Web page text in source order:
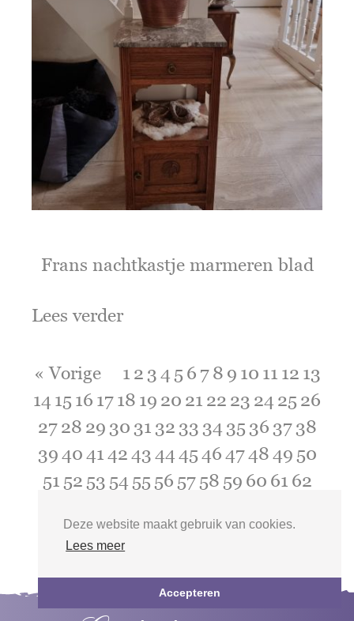
Deze website maakt gebruik van cookies.
Lees meer
Accepteren
Frans nachtkastje marmeren blad
Lees verder
« Vorige 1 2 34 5 6 7 8 9 10 11 12 13
14 15 16 1718 19 20 21 22 23 24 25 26
27 28 29 30 31 32 33 34 35 36 37 38
394041 4243444546474849 50
51 52 53 54 55 56 57 58 59 60 61 62